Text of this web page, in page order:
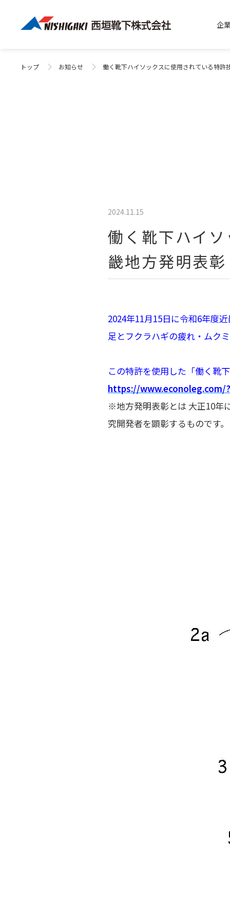
企
トップ お知らせ 働く靴下ハイソックスに使用されている特
2024.11.15
働く靴下ハイ
畿地方発明表
2024年11月15日に令和6年度
足とフクラハギの疲れ・ムク
この特許を使用した「働く靴
https://www.econoleg.com/
※地方発明表彰とは 大正10年
究開発者を顕彰するものです。